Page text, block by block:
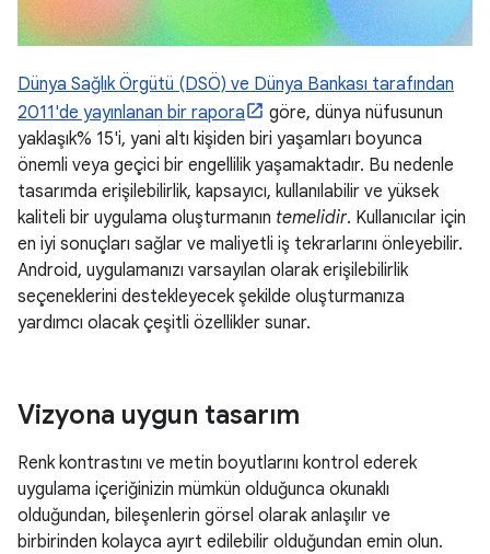
Dünya Sağlık Örgütü (DSÖ) ve Dünya Bankası tarafından
2011'de yayınlanan bir rapora
göre, dünya nüfusunun
yaklaşık% 15'i, yani altı kişiden biri yaşamları boyunca
önemli veya geçici bir engellilik yaşamaktadır. Bu nedenle
tasarımda erişilebilirlik, kapsayıcı, kullanılabilir ve yüksek
kaliteli bir uygulama oluşturmanın temelidir. Kullanıcılar için
en iyi sonuçları sağlar ve maliyetli iş tekrarlarını önleyebilir.
Android, uygulamanızı varsayılan olarak erişilebilirlik
seçeneklerini destekleyecek şekilde oluşturmanıza
yardımcı olacak çeşitli özellikler sunar.
Vizyona uygun tasarım
Renk kontrastını ve metin boyutlarını kontrol ederek
uygulama içeriğinizin mümkün olduğunca okunaklı
olduğundan, bileşenlerin görsel olarak anlaşılır ve
birbirinden kolayca ayırt edilebilir olduğundan emin olun.